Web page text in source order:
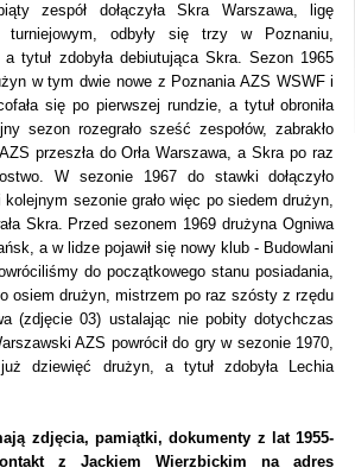
zespół dołączyła Skra Warszawa, ligę
turniejowym, odbyły się trzy w Poznaniu,
tytuł zdobyła debiutująca Skra. Sezon 1965
w tym dwie nowe z Poznania AZS WSWF i
się po pierwszej rundzie, a tytuł obroniła
sezon rozegrało sześć zespołów, zabrakło
przeszła do Orła Warszawa, a Skra po raz
W sezonie 1967 do stawki dołączyło
sezonie grało więc po siedem drużyn,
Skra. Przed sezonem 1969 drużyna Ogniwa
a w lidze pojawił się nowy klub - Budowlani
do początkowego stanu posiadania,
osiem drużyn, mistrzem po raz szósty z rzędu
(zdjęcie 03) ustalając nie pobity dotychczas
AZS powrócił do gry w sezonie 1970,
dziewięć drużyn, a tytuł zdobyła Lechia
zdjęcia, pamiątki, dokumenty z lat 1955-
z Jackiem Wierzbickim na adres